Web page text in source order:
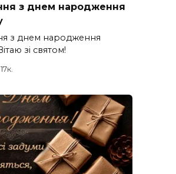
з днем народження
з днем народження
зі святом!
17к.